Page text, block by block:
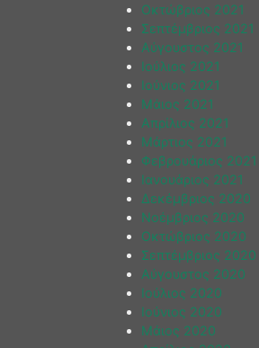
Οκτώβριος 2021
Σεπτέμβριος 2021
Αύγουστος 2021
Ιούλιος 2021
Ιούνιος 2021
Μάιος 2021
Απρίλιος 2021
Μάρτιος 2021
Φεβρουάριος 2021
Ιανουάριος 2021
Δεκέμβριος 2020
Νοέμβριος 2020
Οκτώβριος 2020
Σεπτέμβριος 2020
Αύγουστος 2020
Ιούλιος 2020
Ιούνιος 2020
Μάιος 2020